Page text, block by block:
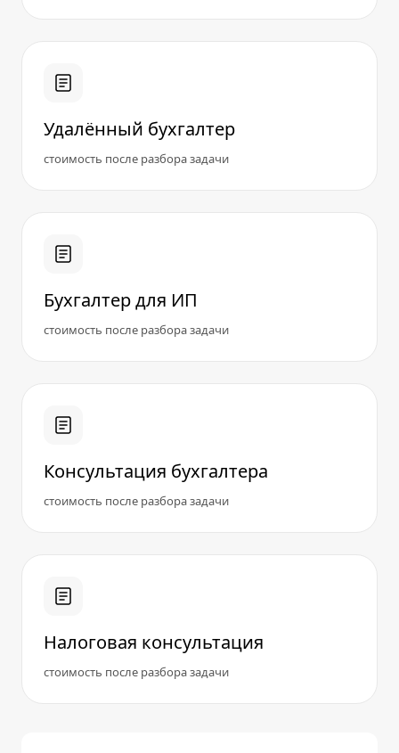
Удалённый бухгалтер
стоимость после разбора задачи
Бухгалтер для ИП
стоимость после разбора задачи
Консультация бухгалтера
стоимость после разбора задачи
Налоговая консультация
стоимость после разбора задачи